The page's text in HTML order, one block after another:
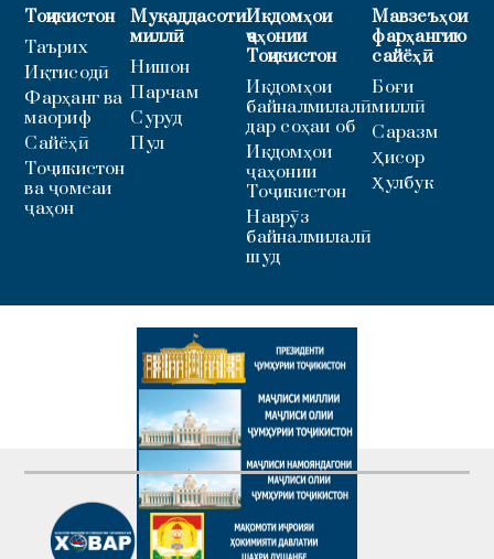
Тоҷикистон
Таърих
Иқтисодӣ
Фарҳанг ва
маориф
Сайёҳӣ
Тоҷикистон
ва ҷомеаи
ҷаҳон
Муқаддасоти
миллӣ
Нишон
Парчам
Суруд
Пул
Иқдомҳои
ҷаҳонии
Тоҷикистон
Иқдомҳои
байналмилалӣ
дар соҳаи об
Иқдомҳои
ҷаҳонии
Тоҷикистон
Наврӯз
байналмилалӣ
шуд
Мавзеъҳои
фарҳангию
сайёҳӣ
Боғи
миллӣ
Саразм
Ҳисор
Ҳулбук